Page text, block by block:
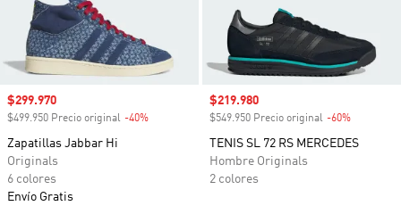
Precio de venta
$299.970
$499.950 Precio original -40%
Zapatillas Jabbar Hi
Originals
6 colores
Envío Gratis
Precio de venta
$219.980
$549.950 Precio original -60%
TENIS SL 72 RS MERCEDES
Hombre Originals
2 colores